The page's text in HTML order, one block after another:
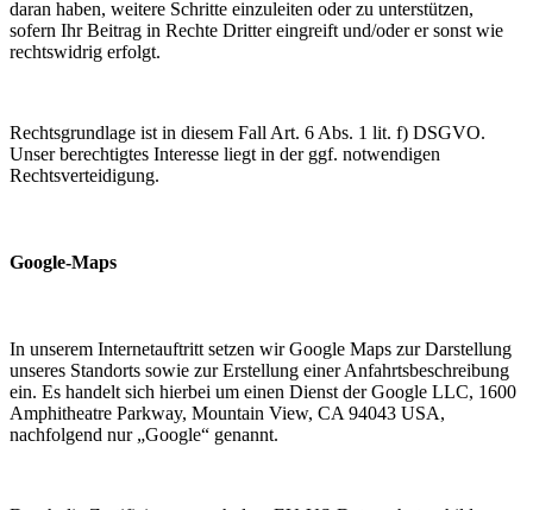
daran haben, weitere Schritte einzuleiten oder zu unterstützen,
sofern Ihr Beitrag in Rechte Dritter eingreift und/oder er sonst wie
rechtswidrig erfolgt.
Rechtsgrundlage ist in diesem Fall Art. 6 Abs. 1 lit. f) DSGVO.
Unser berechtigtes Interesse liegt in der ggf. notwendigen
Rechtsverteidigung.
Google-Maps
In unserem Internetauftritt setzen wir Google Maps zur Darstellung
unseres Standorts sowie zur Erstellung einer Anfahrtsbeschreibung
ein. Es handelt sich hierbei um einen Dienst der Google LLC, 1600
Amphitheatre Parkway, Mountain View, CA 94043 USA,
nachfolgend nur „Google“ genannt.